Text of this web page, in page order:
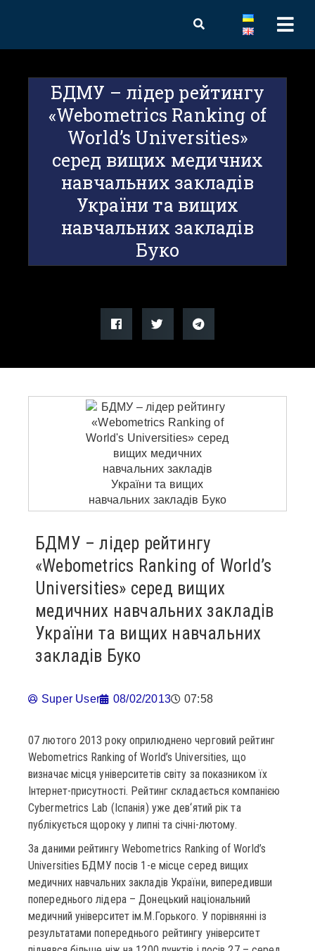
БДМУ – лідер рейтингу
«Webometrics Ranking of
World’s Universities»
серед вищих медичних
навчальних закладів
України та вищих
навчальних закладів
Буко
БДМУ – лідер рейтингу
«Webometrics Ranking of World’s
Universities» серед вищих
медичних навчальних закладів
України та вищих навчальних
закладів Буко
Super User 08/02/2013 07:58
07 лютого 2013 року оприлюднено черговий рейтинг
Webometrics Ranking of World’s Universities, що
визначає місця університетів світу за показником їх
Інтернет-присутності. Рейтинг складається компанією
Cybermetrics Lab (Іспанія) уже дев‘ятий рік та
публікується щороку у липні та січні-лютому.
За даними рейтингу Webometrics Ranking of World’s
Universities БДМУ посів 1-е місце серед вищих
медичних навчальних закладів України, випередивши
попереднього лідера – Донецький національний
медичний університет ім.М.Горького. У порівнянні із
результатами попереднього рейтингу університет